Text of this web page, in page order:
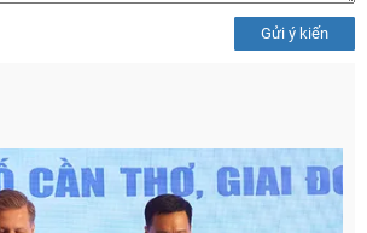
Gửi ý kiến